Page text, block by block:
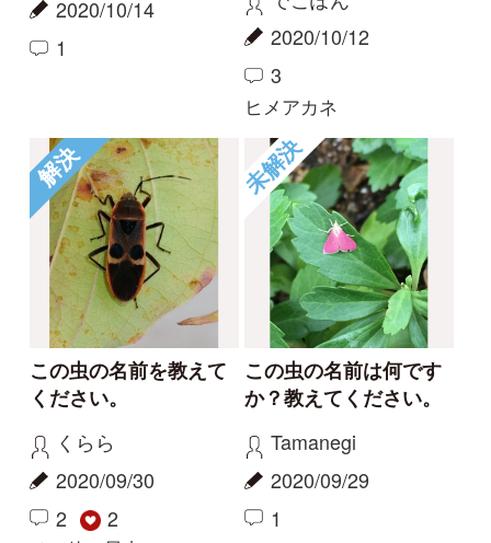
くらら
2020/09/30
2
2
その他（昆虫）
この虫の名前は何です
か？教えてください。
Tamanegi
2020/09/29
屋久島のオニヤンマ
haru
2020/09/26
解決
二つ連続です
Capung
2020/09/14